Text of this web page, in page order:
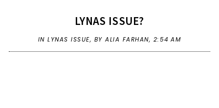
LYNAS ISSUE?
INLYNAS ISSUE, BY ALIA FARHAN, 2:54 AM